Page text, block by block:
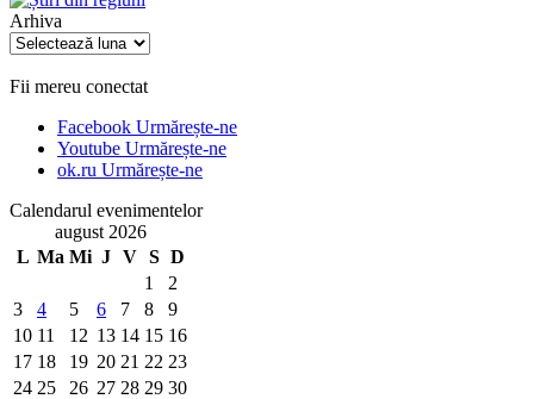
Arhiva
Arhiva
Fii mereu conectat
Facebook Urmărește-ne
Youtube Urmărește-ne
ok.ru Urmărește-ne
Calendarul evenimentelor
august 2026
L Ma Mi J V S D
1
2
3
4 5 6 7 8
9
10 11 12 13 14 15 16
17 18 19 20 21 22 23
24 25 26 27 28 29 30